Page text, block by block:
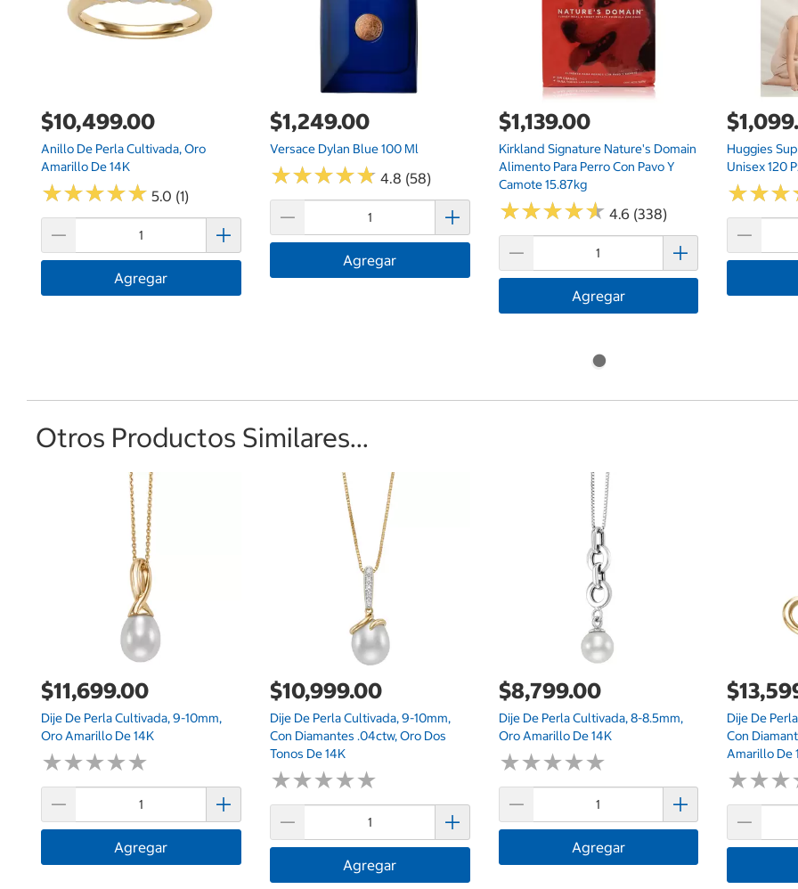
$10,499.00
Anillo De Perla Cultivada, Oro
Amarillo De 14K
★★★★★
★★★★★ 5.0 (1)
Agregar
$1,249.00
Versace Dylan Blue 100 Ml
★★★★★
★★★★★ 4.8 (58)
Agregar
$1,139.00
Kirkland Signature Nature's Domain
Alimento Para Perro Con Pavo Y
Camote 15.87kg
★★★★★
★★★★★ 4.6 (338)
Agregar
Huggies
Unisex 120
★★★
★★★
Otros Productos Similares...
$11,699.00
Dije De Perla Cultivada, 9-10mm,
Oro Amarillo De 14K
★★★★★
★★★★★
Agregar
$10,999.00
Dije De Perla Cultivada, 9-10mm,
Con Diamantes .04ctw, Oro Dos
Tonos De 14K
★★★★★
★★★★★
Agregar
$8,799.00
Dije De Perla Cultivada, 8-8.5mm,
Oro Amarillo De 14K
★★★★★
★★★★★
Agregar
Dije De
Con
Amarillo De
★★★
★★★